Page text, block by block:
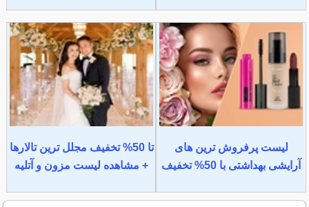
لیست پرفروش ترین های
آرایشی بهداشتی با 50% تخفیف
تا 50% تخفیف مجلل ترین تالارها
+ مشاهده لیست مزون و آتلیه